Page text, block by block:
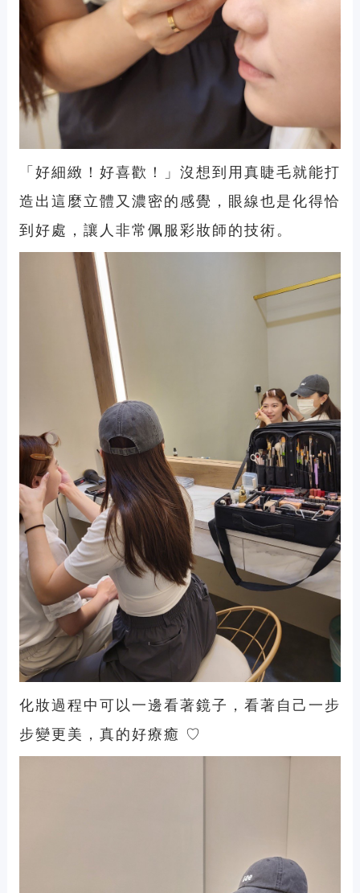
「好細緻！好喜歡！」沒想到用真睫毛就能打
造出這麼立體又濃密的感覺，眼線也是化得恰
到好處，讓人非常佩服彩妝師的技術。
化妝過程中可以一邊看著鏡子，看著自己一步
步變更美，真的好療癒 ♡